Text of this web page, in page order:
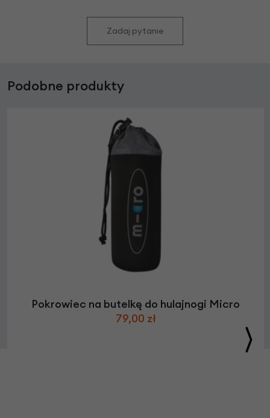
Zadaj pytanie
Podobne produkty
Pokrowiec na butelkę do hulajnogi Micro
79,00 zł